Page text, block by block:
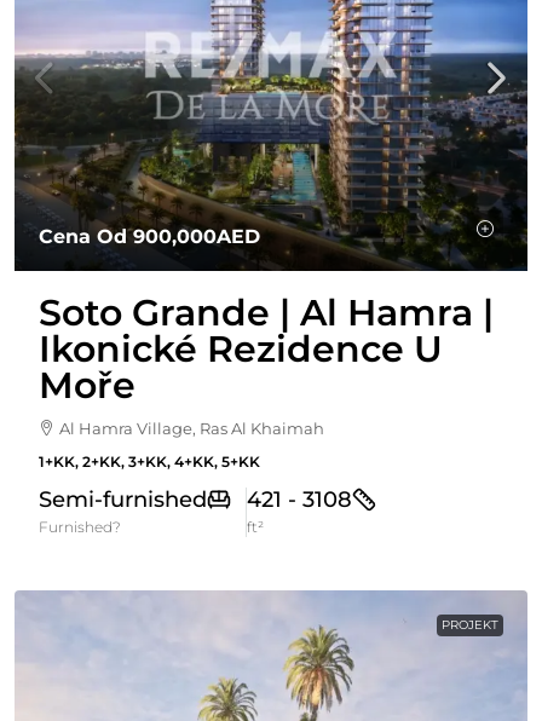
Cena Od900,000AED
Soto Grande | Al Hamra |
Ikonické Rezidence U
Moře
Al Hamra Village, Ras Al Khaimah
1+KK, 2+KK, 3+KK, 4+KK, 5+KK
Semi-furnished
Furnished?
421 - 3108
ft²
PROJEKT